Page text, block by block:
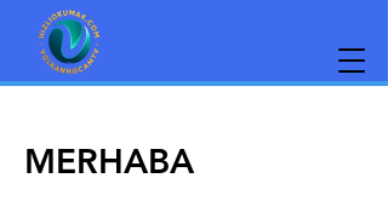
MERHABA